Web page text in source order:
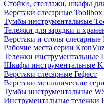
Стойки, стеллажи, шкафы
Верстаки слесарные Toollbox
Тумбы инструментальные
Тележки для зарядки и
Верстаки и столы слесарные
Рабочие места серии
Тележки инструментальные
Шкафы инструментальные
Верстаки слесарные Гефест
Верстаки металлические
Тумбы инструментальные
Инструментальные